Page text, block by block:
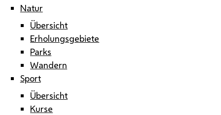
Natur
Übersicht
Erholungsgebiete
Parks
Wandern
Sport
Übersicht
Kurse